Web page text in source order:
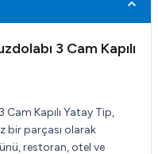
3 Cam Kapılı
Kapılı Yatay Tip,
bir parçası olarak
restoran, otel ve